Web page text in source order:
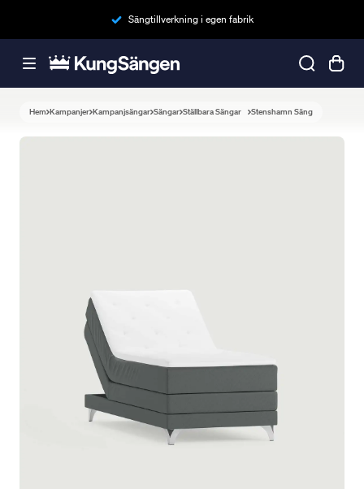
Sängtillverkning i egen fabrik
Hem Kampanjer Kampanjsängar Sängar Ställbara Sängar Stenshamn Säng